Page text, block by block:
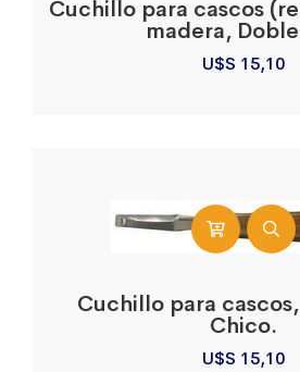
Cuchillo para cascos
madera,
U$S 15,10
Cuchillo para
Chico.
U$S 15,10